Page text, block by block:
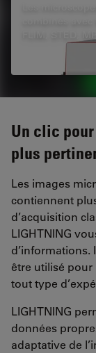
Les
combinés
FLIM, STED,
Un clic
plus
Les images
contiennent
d’acquisition
LIGHTNING
d’informations.
être utilisé pour
tout type
LIGHTNING
données
adaptative de